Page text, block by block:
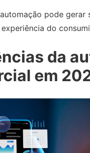
pode gerar
do
da
em